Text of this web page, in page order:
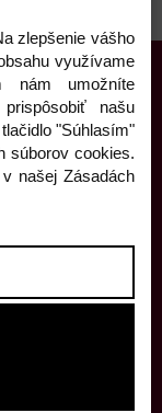
zlepšenie vášho
využívame
nám umožníte
našu
"Súhlasím"
súborov cookies.
našej Zásadách